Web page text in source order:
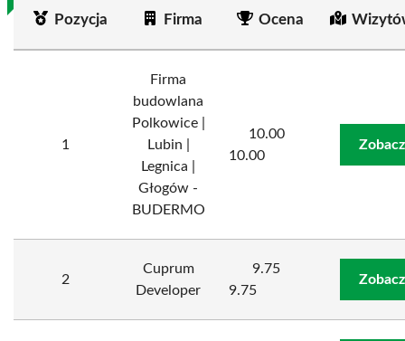
Pozycja Firma Ocena
1
Firma
budowlana
Polkowice |
Lubin |
Legnica |
Głogów -
BUDERMO
10.00
10.00
2
Cuprum
Developer
9.75
9.75